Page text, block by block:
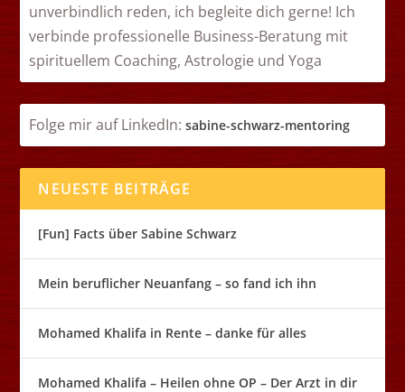
unverbindlich reden, ich begleite dich gerne! Ich
verbinde professionelle Business-Beratung mit
spirituellem Coaching, Astrologie und Yoga
Folge mir auf LinkedIn:sabine-schwarz-mentoring
NEUESTE BEITRÄGE
[Fun] Facts über Sabine Schwarz
Mein beruflicher Neuanfang – so fand ich ihn
Mohamed Khalifa in Rente – danke für alles
Mohamed Khalifa – Heilen ohne OP – Der Arzt in dir